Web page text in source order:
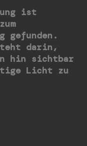
ist
darin,
hin sichtbar
Licht zu